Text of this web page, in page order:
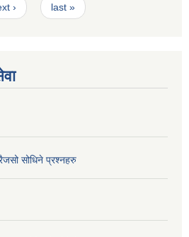
› last »
सोधिने प्रश्नहरु